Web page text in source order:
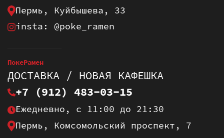
Пермь, Куйбышева, 33
insta: @poke_ramen
ПокеРамен
ДОСТАВКА / НОВАЯ КАФЕШКА
+7 (912) 483-03-15
Ежедневно, с 11:00 до 21:30
Пермь, Комсомольский проспект, 7